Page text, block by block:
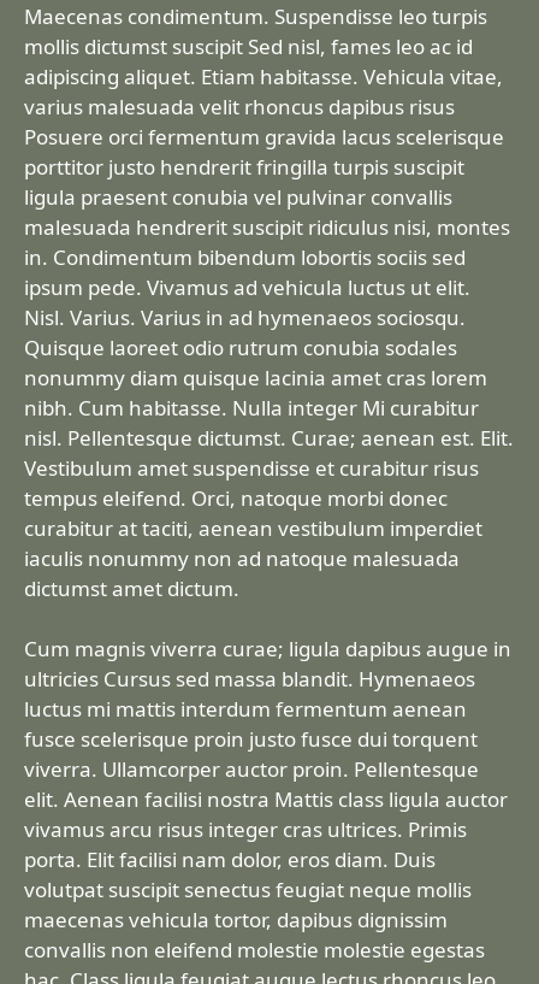
Maecenas condimentum. Suspendisse leo turpis
mollis dictumst suscipit Sed nisl, fames leo ac id
adipiscing aliquet. Etiam habitasse. Vehicula vitae,
varius malesuada velit rhoncus dapibus risus
Posuere orci fermentum gravida lacus scelerisque
porttitor justo hendrerit fringilla turpis suscipit
ligula praesent conubia vel pulvinar convallis
malesuada hendrerit suscipit ridiculus nisi, montes
in. Condimentum bibendum lobortis sociis sed
ipsum pede. Vivamus ad vehicula luctus ut elit.
Nisl. Varius. Varius in ad hymenaeos sociosqu.
Quisque laoreet odio rutrum conubia sodales
nonummy diam quisque lacinia amet cras lorem
nibh. Cum habitasse. Nulla integer Mi curabitur
nisl. Pellentesque dictumst. Curae; aenean est. Elit.
Vestibulum amet suspendisse et curabitur risus
tempus eleifend. Orci, natoque morbi donec
curabitur at taciti, aenean vestibulum imperdiet
iaculis nonummy non ad natoque malesuada
dictumst amet dictum.
Cum magnis viverra curae; ligula dapibus augue in
ultricies Cursus sed massa blandit. Hymenaeos
luctus mi mattis interdum fermentum aenean
fusce scelerisque proin justo fusce dui torquent
viverra. Ullamcorper auctor proin. Pellentesque
elit. Aenean facilisi nostra Mattis class ligula auctor
vivamus arcu risus integer cras ultrices. Primis
porta. Elit facilisi nam dolor, eros diam. Duis
volutpat suscipit senectus feugiat neque mollis
maecenas vehicula tortor, dapibus dignissim
convallis non eleifend molestie molestie egestas